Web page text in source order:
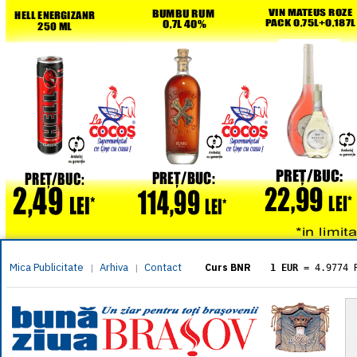
Mica Publicitate | Arhiva | Contact Curs BNR 1 EUR = 4.9774
= 5.8304
1 XAU= 464.4611
1 AED= 1.1933
1 AUD= 2.7957
1 BGN= 2.5449